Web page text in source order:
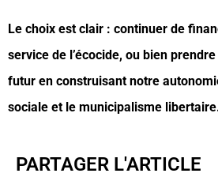
Le choix est clair : continuer de
service de l’écocide, ou bien
futur en construisant notre
sociale et le municipalisme
PARTAGER L'ARTICLE